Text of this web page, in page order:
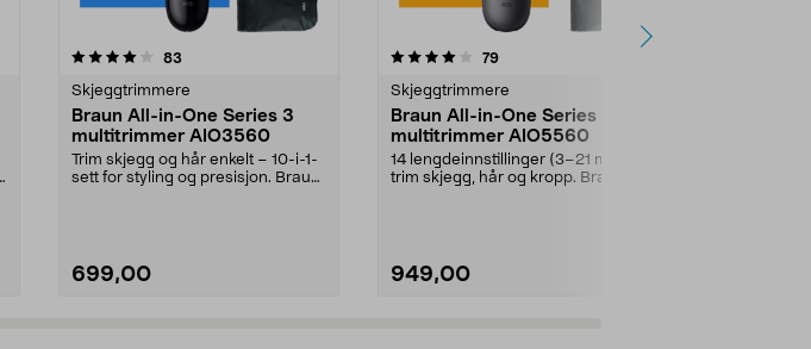
83
Skjeggtrimmere
Braun All-in-One Series 3
multitrimmer AIO3560
Trim skjegg og hår enkelt – 10-i-1-
sett for styling og presisjon. Braun
699,00
4.0 av 5 stjerner 79anmeldelser
Skjeggtrimmere
Braun All-in-One Series 5
multitrimmer AIO5560
14 lengdeinnstillinger (3–21 mm) –
trim skjegg, hår og kropp. Braun
949,00
5.0 av 5 stjerner